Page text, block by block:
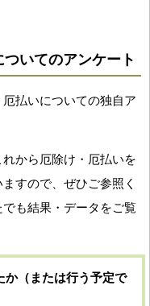
いてのアンケート
払いについての独自ア
から厄除け・厄払いを
すので、ぜひご参照く
も結果・データをご覧
か（または行う予定で